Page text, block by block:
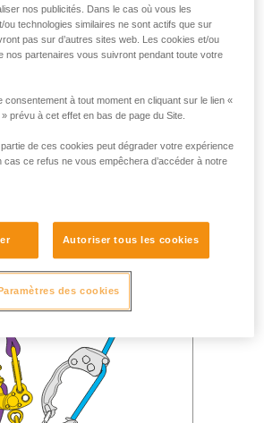
nos publicités. Dans le cas où vous les
technologies similaires ne sont actifs que sur
pas sur d’autres sites web. Les cookies et/ou
nos partenaires vous suivront pendant toute votre
consentement à tout moment en cliquant sur le lien «
prévu à cet effet en bas de page du Site.
de ces cookies peut dégrader votre expérience
cas ce refus ne vous empêchera d’accéder à notre
Autoriser tous les cookies
des cookies